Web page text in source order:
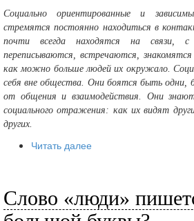
Социально ориентированные и
стремятся постоянно находиться в
почти всегда находятся на связи, с
переписываются, встречаются,
как можно больше людей их окружало.
себя вне общества. Они боятся быть одни,
от общения и взаимодействия. Они
социального отражения: как их видят
других.
Читать далее
Слово «люди»